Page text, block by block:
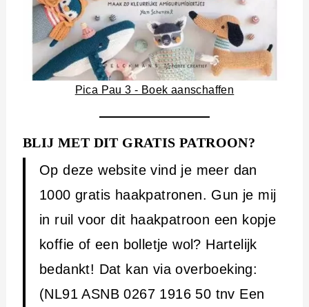
Pica Pau 3 - Boek aanschaffen
BLIJ MET DIT GRATIS PATROON?
Op deze website vind je meer dan
1000 gratis haakpatronen. Gun je mij
in ruil voor dit haakpatroon een kopje
koffie of een bolletje wol? Hartelijk
bedankt! Dat kan via overboeking:
(NL91 ASNB 0267 1916 50 tnv Een